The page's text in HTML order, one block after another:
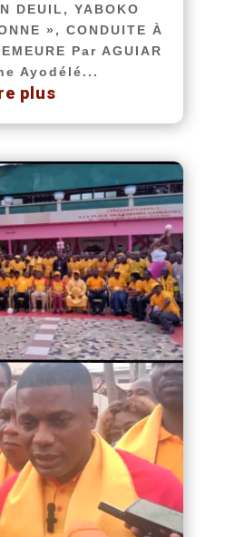
DEUIL, YABOKO
», CONDUITE À
Par AGUIAR
Ayodélé...
plus